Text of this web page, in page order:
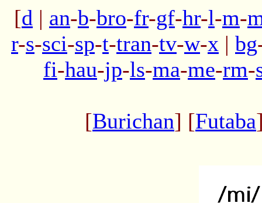
[d | an-b-bro-fr-gf-hr-l-m-
r-s-sci-sp-t-tran-tv-w-x | bg
fi-hau-jp-ls-ma-me-rm-
[Burichan] [Futaba